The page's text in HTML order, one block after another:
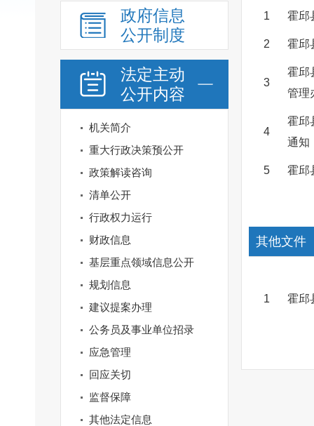
政府信息
公开制度
法定主动
公开内容
机关简介
重大行政决策预公开
政策解读咨询
清单公开
行政权力运行
财政信息
基层重点领域信息公开
规划信息
建议提案办理
公务员及事业单位招录
应急管理
回应关切
监督保障
其他法定信息
1 霍邱
2 霍邱
3
霍邱
管理
4
霍邱
通知
5 霍邱
其他文件
1 霍邱